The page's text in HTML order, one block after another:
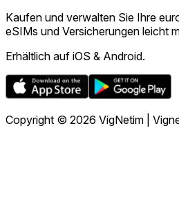
Kaufen und verwalten Sie Ihre
eSIMs und Versicherungen leicht
Erhältlich auf iOS & Android.
Copyright © 2026 VigNetim |